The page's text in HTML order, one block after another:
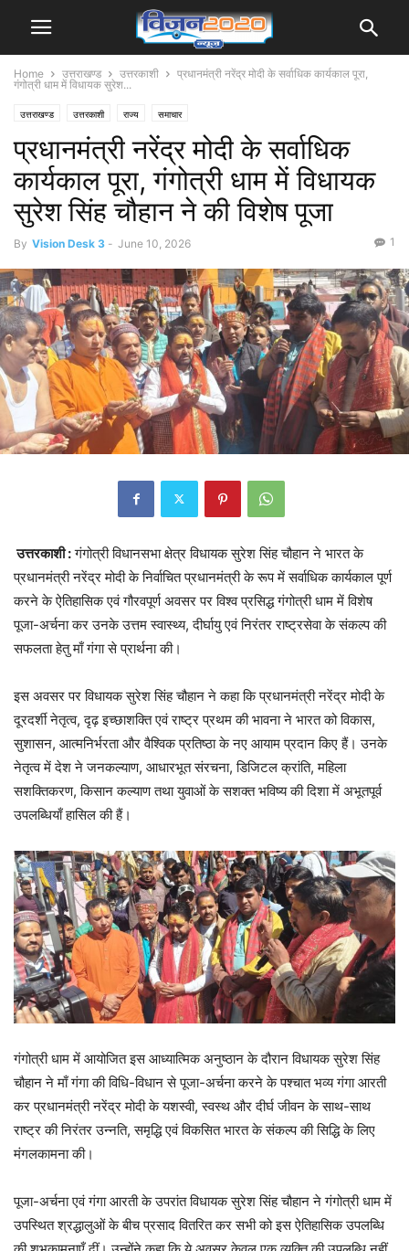
Home उत्तराखण्ड उत्तरकाशी
प्रधानमंत्री नरेंद्र मोदी के सर्वाधिक कार्यकाल पूरा,
गंगोत्री धाम में विधायक सुरेश...
उत्तराखण्ड उत्तरकाशी राज्य समाचार
प्रधानमंत्री नरेंद्र मोदी के सर्वाधिक
कार्यकाल पूरा, गंगोत्री धाम में विधायक
सुरेश सिंह चौहान ने की विशेष पूजा
By Vision Desk 3 - June 10, 2026 1
उत्तरकाशी :गंगोत्री विधानसभा क्षेत्र विधायक सुरेश सिंह चौहान ने भारत के
प्रधानमंत्री नरेंद्र मोदी के निर्वाचित प्रधानमंत्री के रूप में सर्वाधिक कार्यकाल पूर्ण
करने के ऐतिहासिक एवं गौरवपूर्ण अवसर पर विश्व प्रसिद्ध गंगोत्री धाम में विशेष
पूजा-अर्चना कर उनके उत्तम स्वास्थ्य, दीर्घायु एवं निरंतर राष्ट्रसेवा के संकल्प की
सफलता हेतु माँ गंगा से प्रार्थना की।
इस अवसर पर विधायक सुरेश सिंह चौहान ने कहा कि प्रधानमंत्री नरेंद्र मोदी के
दूरदर्शी नेतृत्व, दृढ़ इच्छाशक्ति एवं राष्ट्र प्रथम की भावना ने भारत को विकास,
सुशासन, आत्मनिर्भरता और वैश्विक प्रतिष्ठा के नए आयाम प्रदान किए हैं। उनके
नेतृत्व में देश ने जनकल्याण, आधारभूत संरचना, डिजिटल क्रांति, महिला
सशक्तिकरण, किसान कल्याण तथा युवाओं के सशक्त भविष्य की दिशा में अभूतपूर्व
उपलब्धियाँ हासिल की हैं।
गंगोत्री धाम में आयोजित इस आध्यात्मिक अनुष्ठान के दौरान विधायक सुरेश सिंह
चौहान ने माँ गंगा की विधि-विधान से पूजा-अर्चना करने के पश्चात भव्य गंगा आरती
कर प्रधानमंत्री नरेंद्र मोदी के यशस्वी, स्वस्थ और दीर्घ जीवन के साथ-साथ
राष्ट्र की निरंतर उन्नति, समृद्धि एवं विकसित भारत के संकल्प की सिद्धि के लिए
मंगलकामना की।
पूजा-अर्चना एवं गंगा आरती के उपरांत विधायक सुरेश सिंह चौहान ने गंगोत्री धाम में
उपस्थित श्रद्धालुओं के बीच प्रसाद वितरित कर सभी को इस ऐतिहासिक उपलब्धि